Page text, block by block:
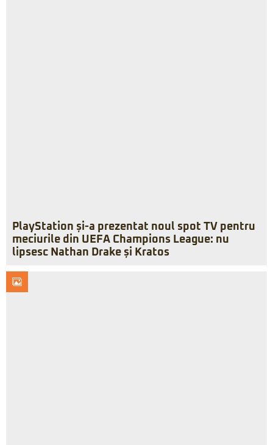
PlayStation și-a prezentat noul spot TV pentru
meciurile din UEFA Champions League: nu
lipsesc Nathan Drake și Kratos